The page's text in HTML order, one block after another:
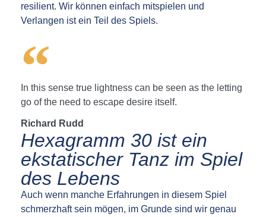
resilient. Wir können einfach mitspielen und
Verlangen ist ein Teil des Spiels.
In this sense true lightness can be seen as the letting
go of the need to escape desire itself.
Richard Rudd
Hexagramm 30 ist ein
ekstatischer Tanz im Spiel
des Lebens
Auch wenn manche Erfahrungen in diesem Spiel
schmerzhaft sein mögen, im Grunde sind wir genau